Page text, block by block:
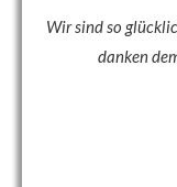
Wir sind so
danken